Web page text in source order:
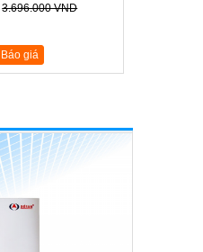
3.696.000 VND
Báo giá